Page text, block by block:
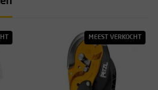
MEEST VERKOCHT